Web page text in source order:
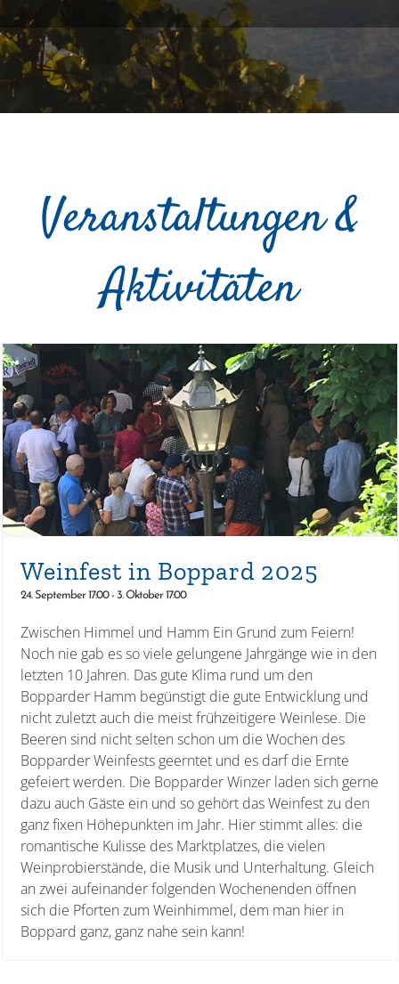
Veranstaltungen &
Aktivitäten
Weinfest in Boppard 2025
24. September 17:00- 3. Oktober 17:00
Zwischen Himmel und Hamm Ein Grund zum Feiern!
Noch nie gab es so viele gelungene Jahrgänge wie in den
letzten 10 Jahren. Das gute Klima rund um den
Bopparder Hamm begünstigt die gute Entwicklung und
nicht zuletzt auch die meist frühzeitigere Weinlese. Die
Beeren sind nicht selten schon um die Wochen des
Bopparder Weinfests geerntet und es darf die Ernte
gefeiert werden. Die Bopparder Winzer laden sich gerne
dazu auch Gäste ein und so gehört das Weinfest zu den
ganz fixen Höhepunkten im Jahr. Hier stimmt alles: die
romantische Kulisse des Marktplatzes, die vielen
Weinprobierstände, die Musik und Unterhaltung. Gleich
an zwei aufeinander folgenden Wochenenden öffnen
sich die Pforten zum Weinhimmel, dem man hier in
Boppard ganz, ganz nahe sein kann!